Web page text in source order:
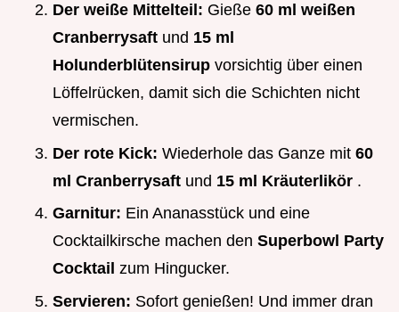
Der weiße Mittelteil: Gieße 60 ml weißen
Cranberrysaft und 15 ml
Holunderblütensirup vorsichtig über einen
Löffelrücken, damit sich die Schichten nicht
vermischen.
Der rote Kick: Wiederhole das Ganze mit 60
ml Cranberrysaft und 15 ml Kräuterlikör .
Garnitur: Ein Ananasstück und eine
Cocktailkirsche machen den Superbowl Party
Cocktail zum Hingucker.
Servieren: Sofort genießen! Und immer dran